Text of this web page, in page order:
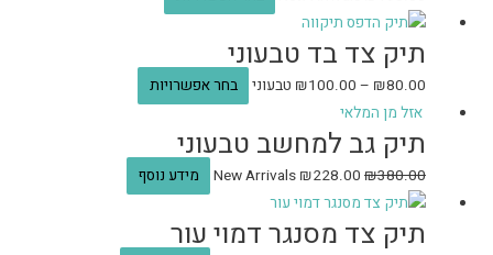
תיק צד בד טבעוני
₪80.00
–
₪100.00 טבעוני
בחר אפשרויות
אזל מן המלאי
תיק גב למחשב טבעוני
₪380.00
₪228.00
New Arrivals מידע נוסף
תיק צד מסנגר דמוי עור